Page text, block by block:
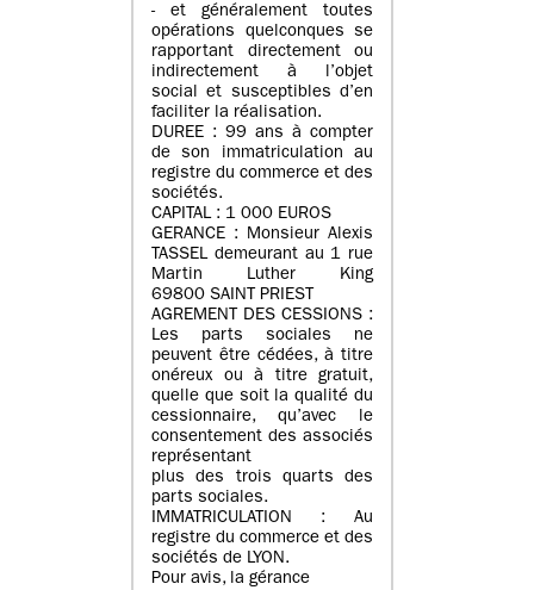
- et généralement toutes
opérations quelconques se
rapportant directement ou
indirectement à l’objet
social et susceptibles d’en
faciliter la réalisation.
DUREE : 99 ans à compter
de son immatriculation au
registre du commerce et des
sociétés.
CAPITAL : 1 000 EUROS
GERANCE : Monsieur Alexis
TASSEL demeurant au 1 rue
Martin Luther King
69800 SAINT PRIEST
AGREMENT DES CESSIONS :
Les parts sociales ne
peuvent être cédées, à titre
onéreux ou à titre gratuit,
quelle que soit la qualité du
cessionnaire, qu’avec le
consentement des associés
représentant
plus des trois quarts des
parts sociales.
IMMATRICULATION : Au
registre du commerce et des
sociétés de LYON.
Pour avis, la gérance